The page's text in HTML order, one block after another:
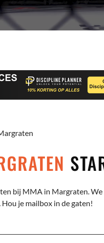
bij MMA in Margraten.
je mailbox in de gaten!